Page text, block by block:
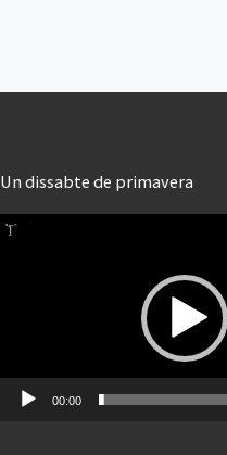
Un dissabte de primavera
Reproductor
00:00